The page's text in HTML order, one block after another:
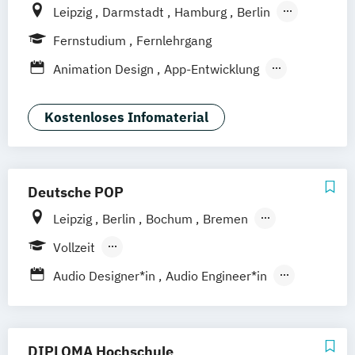
Leipzig Darmstadt Hamburg
Berlin
Hannover
Bonn Nürnberg
Zürich Rostock Dortmund
Fernstudium
Fernlehrgang
Animation Design
App-Entwicklung
Game Development Industriedesign
Kommunikationsdesign
Kostenloses Infomaterial
Deutsche POP
Leipzig Berlin Bochum
Bremen
Dresden
Stuttgart
Vollzeit
Berufsbegleitendes Präsenzstudium
Audio Designer*in
Audio Engineer*in
Film and Media Production